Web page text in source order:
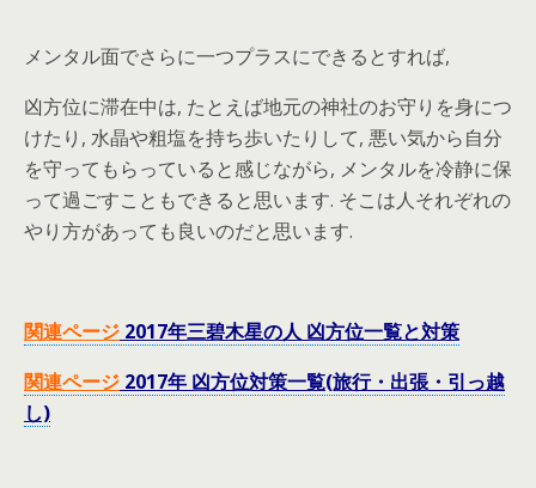
メンタル面でさらに一つプラスにできるとすれば,
凶方位に滞在中は, たとえば地元の神社のお守りを身につ
けたり, 水晶や粗塩を持ち歩いたりして, 悪い気から自分
を守ってもらっていると感じながら, メンタルを冷静に保
って過ごすこともできると思います. そこは人それぞれの
やり方があっても良いのだと思います.
関連ページ 2017年三碧木星の人 凶方位一覧と対策
関連ページ 2017年 凶方位対策一覧(旅行・出張・引っ越
し)